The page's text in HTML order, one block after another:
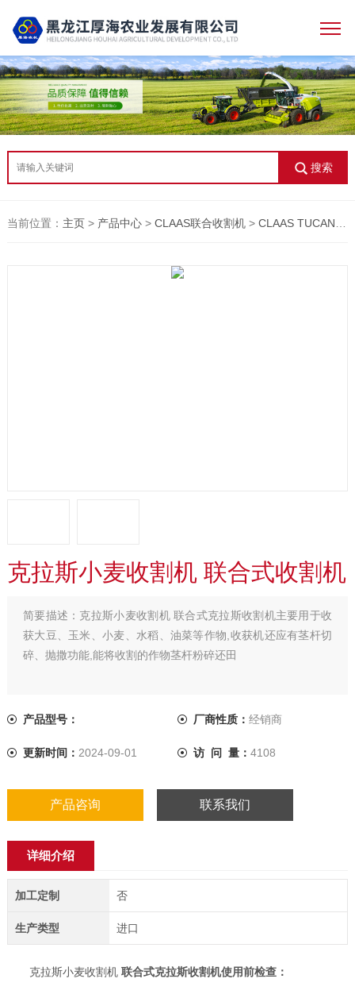
搜索
当前位置： 主页> 产品中心> CLAAS联合收割机> CLAAS TUCANO 500系列
克拉斯小麦收割机 联合式收割机
简要描述： 克拉斯小麦收割机 联合式克拉斯收割机主要用于收
获大豆、玉米、小麦、水稻、油菜等作物,收获机还应有茎杆切
碎、抛撒功能,能将收割的作物茎杆粉碎还田
产品型号： 厂商性质： 经销商
更新时间： 2024-09-01 访 问 量： 4108
产品咨询 联系我们
详细介绍
加工定制 否
生产类型 进口
克拉斯小麦收割机 联合式克拉斯收割机使用前检查：